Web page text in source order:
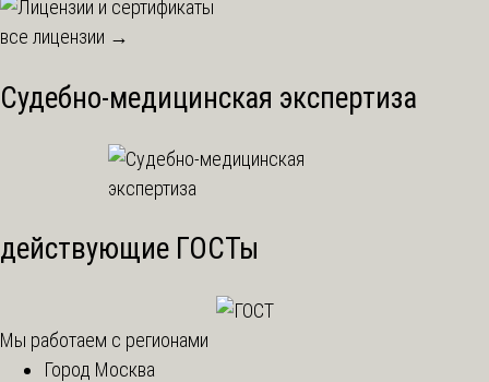
все лицензии →
Судебно-медицинская экспертиза
действующие ГОСТы
Мы работаем с регионами
Город Москва